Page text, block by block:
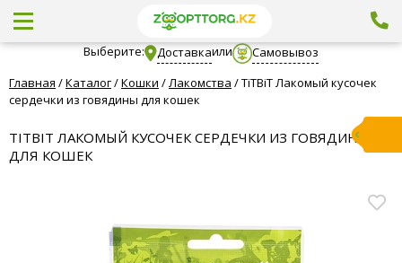
Выберите: Доставкаили
Самовывоз
Главная /Каталог/Кошки /Лакомства /TiTBiT Лакомый кусочек
сердечки из говядины для кошек
TITBIT ЛАКОМЫЙ КУСОЧЕК СЕРДЕЧКИ ИЗ ГОВЯДИНЫ
ДЛЯ КОШЕК